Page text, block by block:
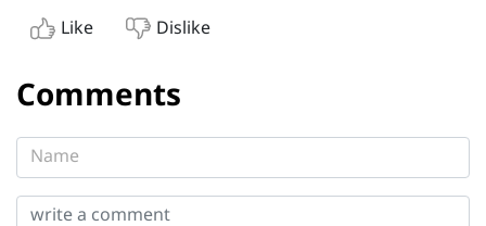
Like Dislike
Comments